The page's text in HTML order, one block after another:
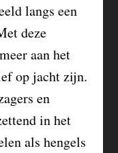
langs een
deze
aan het
op jacht zijn.
en
in het
als hengels